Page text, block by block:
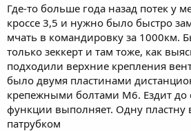
Где-то больше года назад потек у
кроссе 3,5 и нужно было быстро
мчать в командировку за 1000км.
только зеккерт и там тоже, как
подходили верхние крепления
было двумя пластинами
крепежными болтами М6. Ездит до
функции выполняет. Одну пластну
патрубком